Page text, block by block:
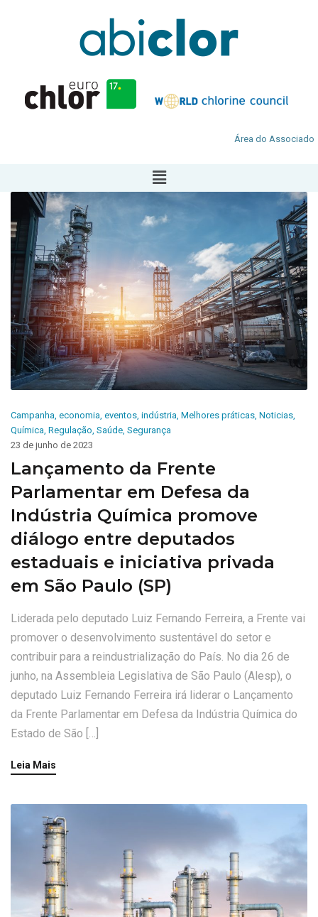
Área do Associado
Campanha, economia, eventos, indústria, Melhores práticas, Noticias,
Química, Regulação, Saúde, Segurança
23 de junho de 2023
Lançamento da Frente
Parlamentar em Defesa da
Indústria Química promove
diálogo entre deputados
estaduais e iniciativa privada
em São Paulo (SP)
Liderada pelo deputado Luiz Fernando Ferreira, a Frente vai
promover o desenvolvimento sustentável do setor e
contribuir para a reindustrialização do País. No dia 26 de
junho, na Assembleia Legislativa de São Paulo (Alesp), o
deputado Luiz Fernando Ferreira irá liderar o Lançamento
da Frente Parlamentar em Defesa da Indústria Química do
Estado de São […]
Leia Mais